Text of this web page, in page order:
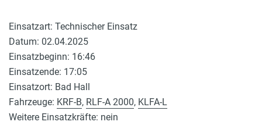
Einsatzart: Technischer Einsatz
Datum: 02.04.2025
Einsatzbeginn: 16:46
Einsatzende: 17:05
Einsatzort: Bad Hall
Fahrzeuge: KRF-B, RLF-A 2000, KLFA-L
Weitere Einsatzkräfte: nein